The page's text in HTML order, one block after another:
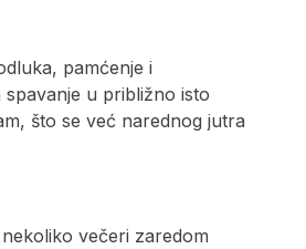
pamćenje i
u približno isto
što se već narednog jutra
večeri zaredom